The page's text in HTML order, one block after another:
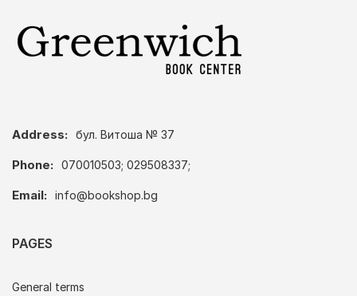
Address: бул. Витоша № 37
Phone: 070010503; 029508337;
Email: info@bookshop.bg
PAGES
General terms